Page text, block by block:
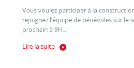
Vous voulez participer à la
rejoignez l’équipe de bénévoles sur le
prochain à 9H...
Lire la suite